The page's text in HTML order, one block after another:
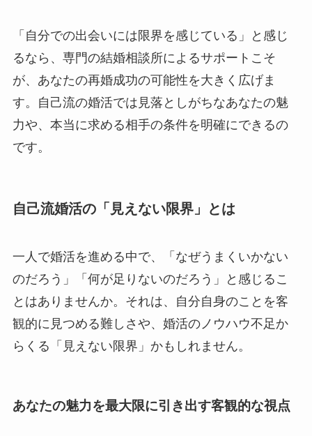
「自分での出会いには限界を感じている」と感じ
るなら、専門の結婚相談所によるサポートこそ
が、あなたの再婚成功の可能性を大きく広げま
す。自己流の婚活では見落としがちなあなたの魅
力や、本当に求める相手の条件を明確にできるの
です。
自己流婚活の「見えない限界」とは
一人で婚活を進める中で、「なぜうまくいかない
のだろう」「何が足りないのだろう」と感じるこ
とはありませんか。それは、自分自身のことを客
観的に見つめる難しさや、婚活のノウハウ不足か
らくる「見えない限界」かもしれません。
あなたの魅力を最大限に引き出す客観的な視点